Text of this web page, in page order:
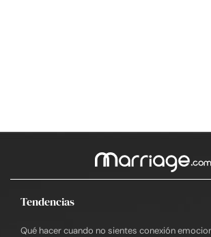
Tendencias
Qué hacer cuando no sientes conexión